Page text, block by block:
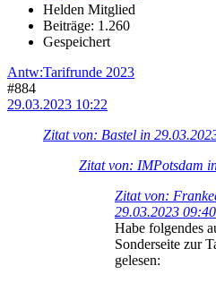
Helden Mitglied
Beiträge: 1.260
Gespeichert
Antw:Tarifrunde 2023
#884
29.03.2023 10:22
Zitat von: Bastel in
Zitat von: IMPotsdam
Zitat von:
29.03.2023 09:40
Habe folgendes
Sonderseite zur
gelesen: